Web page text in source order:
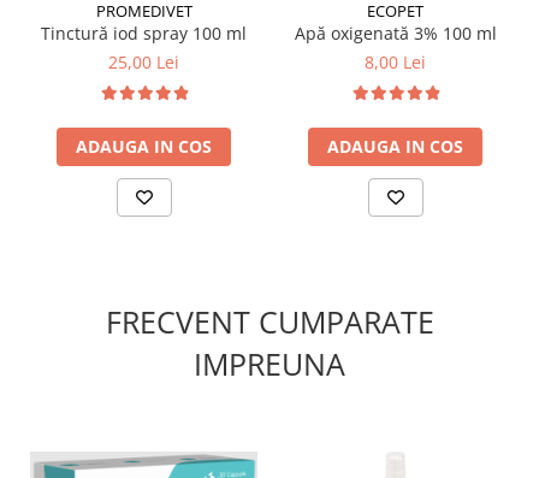
PROMEDIVET
Tinctură iod spray 100 ml
25,00 Lei
ADAUGA IN COS
ECOPET
Apă oxigenată 3% 100 ml
8,00 Lei
ADAUGA IN COS
FRECVENT CUMPARATE
IMPREUNA